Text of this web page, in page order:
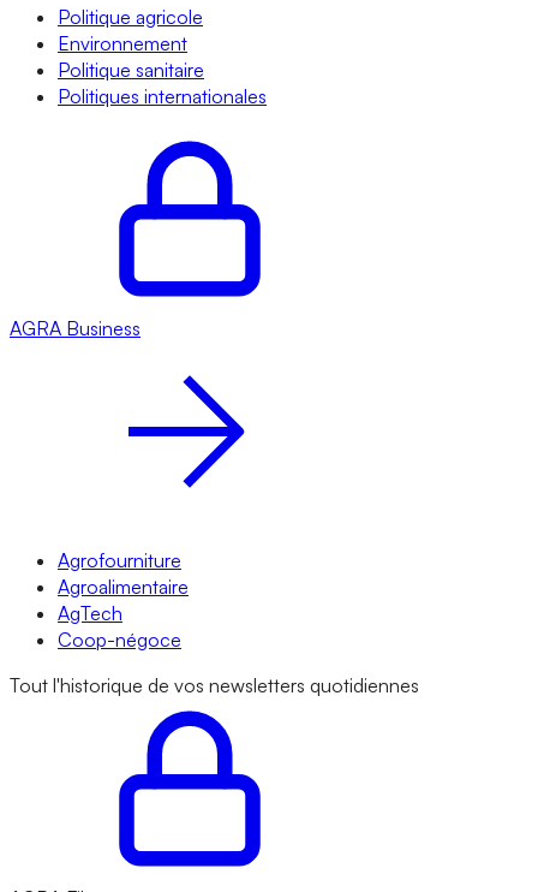
Politique agricole
Environnement
Politique sanitaire
Politiques internationales
AGRA Business
Agrofourniture
Agroalimentaire
AgTech
Coop-négoce
Tout l'historique de vos newsletters quotidiennes